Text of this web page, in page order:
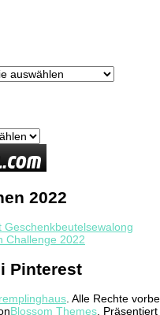
2022
Pinterest
. Alle Rechte
Blossom Themes .